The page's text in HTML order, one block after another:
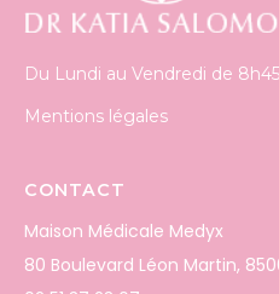
Du Lundi au Vendredi de
Mentions légales
CONTACT
Maison Médicale Medyx
80 Boulevard Léon Martin,